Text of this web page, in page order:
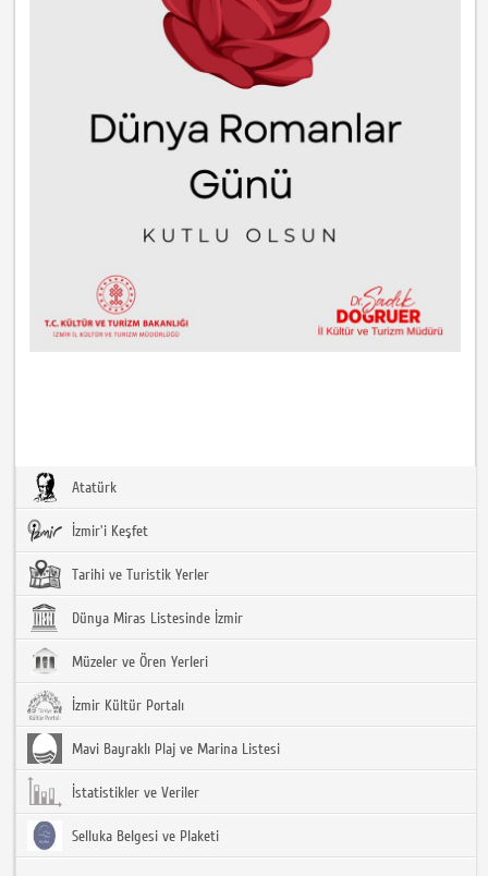
Atatürk
İzmir'i Keşfet
Tarihi ve Turistik Yerler
Dünya Miras Listesinde İzmir
Müzeler ve Ören Yerleri
İzmir Kültür Portalı
Mavi Bayraklı Plaj ve Marina Listesi
İstatistikler ve Veriler
Selluka Belgesi ve Plaketi